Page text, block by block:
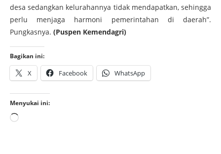
desa sedangkan kelurahannya tidak mendapatkan, sehingga
perlu menjaga harmoni pemerintahan di daerah”.
Pungkasnya. (Puspen Kemendagri)
Bagikan ini:
X Facebook WhatsApp
Menyukai ini: